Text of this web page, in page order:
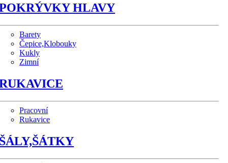
HLAVY
Barety
Čepice,Klobouky
Kukly
Zimní
Pracovní
Rukavice